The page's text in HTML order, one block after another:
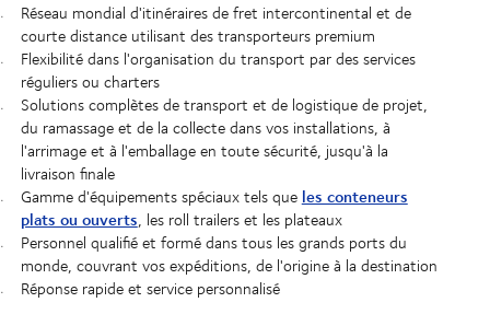
Réseau mondial d'itinéraires de fret intercontinental et de
courte distance utilisant des transporteurs premium
Flexibilité dans l'organisation du transport par des services
réguliers ou charters
Solutions complètes de transport et de logistique de projet,
du ramassage et de la collecte dans vos installations, à
l'arrimage et à l'emballage en toute sécurité, jusqu'à la
livraison finale
Gamme d'équipements spéciaux tels que les conteneurs
plats ou ouverts, les roll trailers et les plateaux
Personnel qualifié et formé dans tous les grands ports du
monde, couvrant vos expéditions, de l'origine à la destination
Réponse rapide et service personnalisé